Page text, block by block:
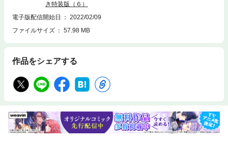
き特装版（６）
電子版配信開始日
2022/02/09
ファイルサイズ
57.98 MB
作品をシェアする